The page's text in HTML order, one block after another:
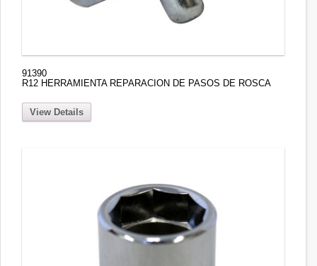
91390
R12 HERRAMIENTA REPARACION DE PASOS DE ROSCA
View Details